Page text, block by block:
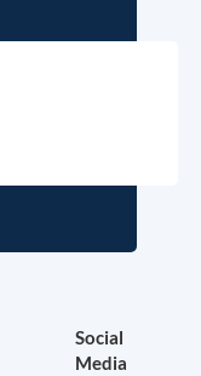
Social
Media